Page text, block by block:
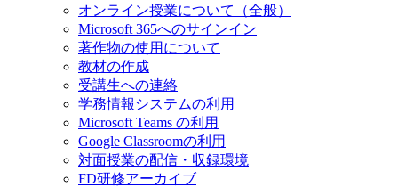
オンライン授業について（全般）
Microsoft 365へのサインイン
著作物の使用について
教材の作成
受講生への連絡
学務情報システムの利用
Microsoft Teams の利用
Google Classroomの利用
対面授業の配信・収録環境
FD研修アーカイブ